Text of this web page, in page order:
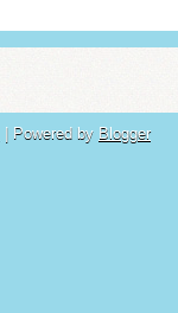
| Powered by Blogger